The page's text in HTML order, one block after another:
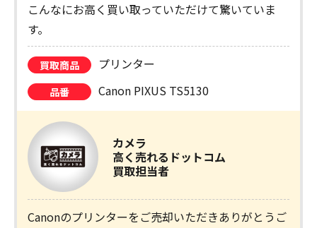
こんなにお高く買い取っていただけて驚いていま
す。
買取商品 プリンター
品番 Canon PIXUS TS5130
カメラ
高く売れるドットコム
買取担当者
Canonのプリンターをご売却いただきありがとうご